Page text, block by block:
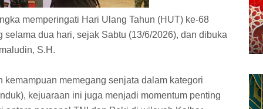
memperingati Hari Ulang Tahun (HUT) ke-68
dua hari, sejak Sabtu (13/6/2026), dan dibuka
S.H.
memegang senjata dalam kategori
kejuaraan ini juga menjadi momentum penting